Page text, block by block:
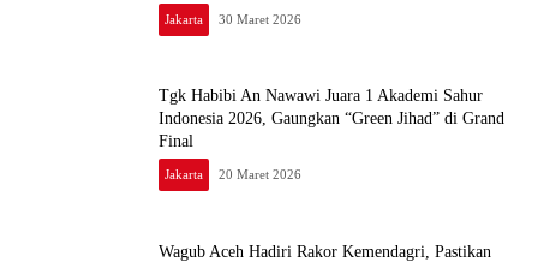
Jakarta 30 Maret 2026
Tgk Habibi An Nawawi Juara 1 Akademi Sahur
Indonesia 2026, Gaungkan “Green Jihad” di Grand
Final
Jakarta 20 Maret 2026
Wagub Aceh Hadiri Rakor Kemendagri, Pastikan